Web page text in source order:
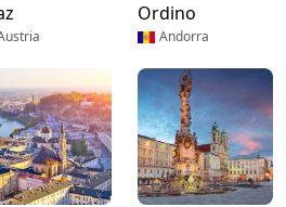
Ordino
Andorra